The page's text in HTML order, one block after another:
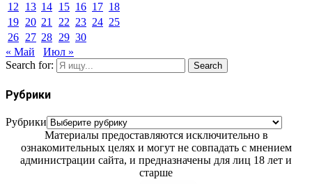
12
13 14 15 16 17 18
19 20 21 22 23 24 25
26 27 28 29 30
« Май
Июл »
Search for:
Search
Рубрики
Рубрики
Материалы предоставляются исключительно в
ознакомительных целях и могут не совпадать с мнением
администрации сайта, и предназначены для лиц 18 лет и
старше